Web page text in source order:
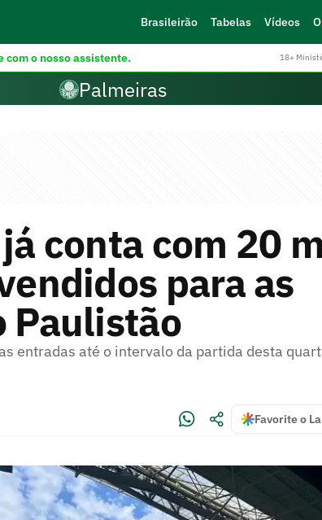
Brasileirão Tabelas Vídeos
com o nosso assistente. 18+
Palmeiras
conta com 20
para as
Paulistão
entradas até o intervalo da partida desta
Favorite o